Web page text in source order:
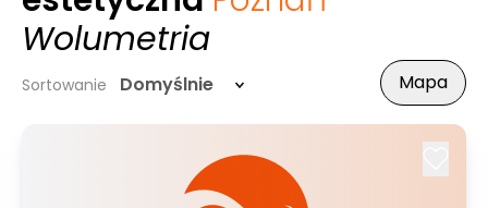
Wolumetria
Sortowanie Domyślnie Mapa